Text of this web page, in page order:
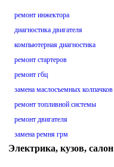
ремонт инжектора
диагностика двигателя
компьютерная диагностика
ремонт стартеров
ремонт гбц
замена маслосъемных колпачков
ремонт топливной системы
ремонт двигателя
замена ремня грм
Электрика, кузов, салон